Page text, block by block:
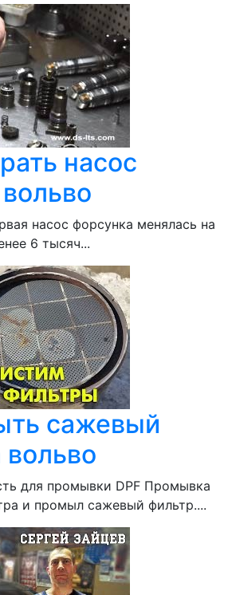
насос
насос форсунка менялась на
6 тысяч...
сажевый
вольво
для промывки DPF Промывка
и промыл сажевый фильтр....